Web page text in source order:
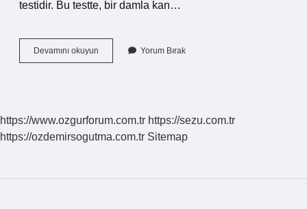
testidir. Bu testte, bir damla kan…
Devamını okuyun
Hücre
Yorum Bırak
https://www.ozgurforum.com.tr https://sezu.com.tr
https://ozdemirsogutma.com.tr Sitemap